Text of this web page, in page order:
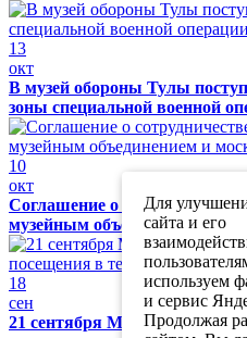
13
окт
В музей обороны Тулы
зоны специальной военной
10
окт
Соглашение о
музейным объединением и
18
сен
21 сентября Музей обороны
Для
сайта и его
используем
и сервис
Продолжая